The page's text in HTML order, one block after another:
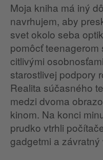
Moja kniha má iný
navrhujem, aby
svet okolo seba
pomôcť
citlivými
starostlivej podpory
Realita súčasného
medzi dvoma
kinom. Na konci
prudko vtrhli
gadgetmi a